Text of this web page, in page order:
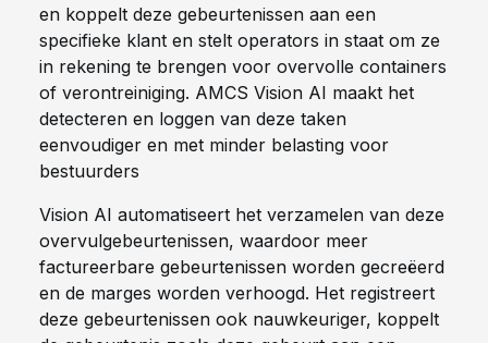
en koppelt deze gebeurtenissen aan een
specifieke klant en stelt operators in staat om ze
in rekening te brengen voor overvolle containers
of verontreiniging. AMCS Vision AI maakt het
detecteren en loggen van deze taken
eenvoudiger en met minder belasting voor
bestuurders
Vision AI automatiseert het verzamelen van deze
overvulgebeurtenissen, waardoor meer
factureerbare gebeurtenissen worden gecreëerd
en de marges worden verhoogd. Het registreert
deze gebeurtenissen ook nauwkeuriger, koppelt